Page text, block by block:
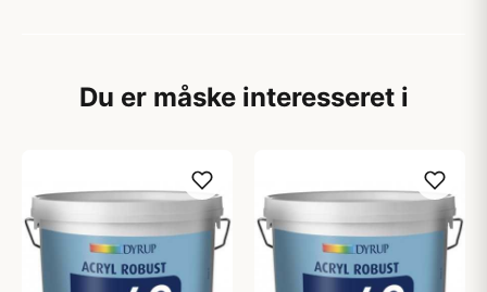
Du er måske interesseret i